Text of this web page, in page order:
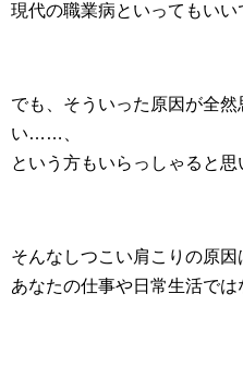
現代の職業病といってもいい
でも、そういった原因が全
い……、
という方もいらっしゃると思
そんなしつこい肩こりの原因
あなたの仕事や日常生活では